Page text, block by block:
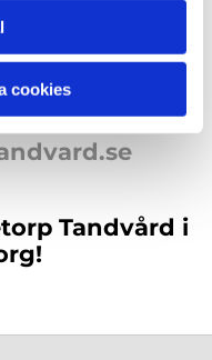
cookies
personligt
trygg miljö.
att ring
eller mail:
Tandvård i